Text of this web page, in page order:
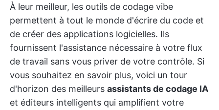
À leur meilleur, les outils de codage vibe
permettent à tout le monde d'écrire du code et
de créer des applications logicielles. Ils
fournissent l'assistance nécessaire à votre flux
de travail sans vous priver de votre contrôle. Si
vous souhaitez en savoir plus, voici un tour
d'horizon des meilleurs assistants de codage IA
et éditeurs intelligents qui amplifient votre